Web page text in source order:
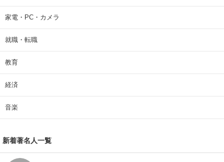
家電・PC・カメラ
就職・転職
教育
経済
音楽
新着著名人一覧